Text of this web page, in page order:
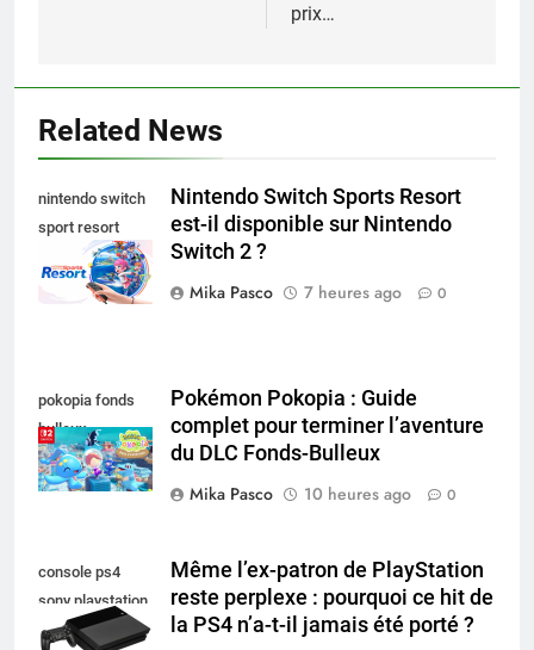
prix…
Related News
nintendo switch
sport resort
nintendo switch
Nintendo Switch Sports Resort
est-il disponible sur Nintendo
Switch 2 ?
Mika Pasco
7 heures ago 0
pokopia fonds
bulleux
Pokémon Pokopia : Guide
complet pour terminer l’aventure
du DLC Fonds-Bulleux
Mika Pasco
10 heures ago 0
console ps4
sony playstation
Même l’ex-patron de PlayStation
reste perplexe : pourquoi ce hit de
la PS4 n’a-t-il jamais été porté ?